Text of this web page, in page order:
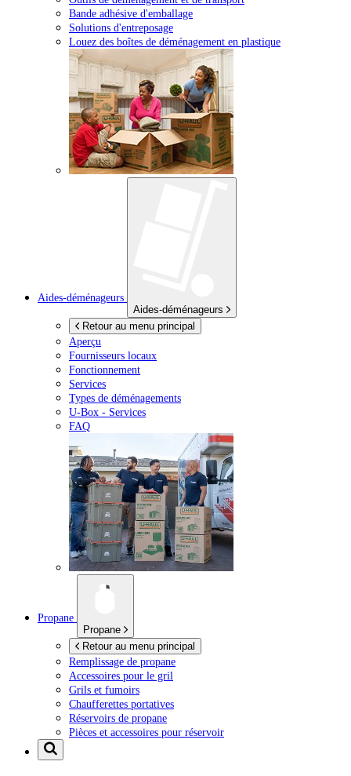
Bande adhésive d'emballage
Solutions d'entreposage
Louez des boîtes de déménagement en plastique
Aides-déménageurs
Aides-déménageurs
Retour au menu principal
Aperçu
Fournisseurs locaux
Fonctionnement
Services
Types de déménagements
U-Box - Services
FAQ
Propane
Propane
Retour au menu principal
Remplissage de propane
Accessoires pour le gril
Grils et fumoirs
Chaufferettes portatives
Réservoirs de propane
Pièces et accessoires pour réservoir